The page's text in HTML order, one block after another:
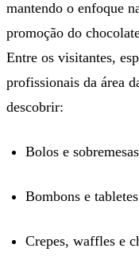
mantendo o enfoque
promoção do
Entre os visitantes,
profissionais da área
descobrir:
Bolos e
Bombons e tabletes
Crepes, waffles e